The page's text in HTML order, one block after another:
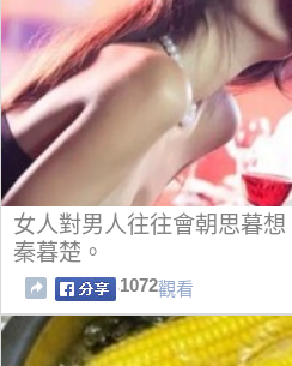
女人對男人往往會朝思暮
秦暮楚。
1072觀看